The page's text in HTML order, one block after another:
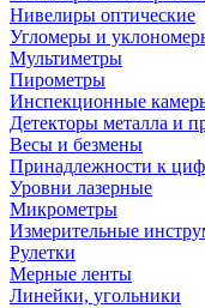
Нивелиры оптические
Угломеры и
Мультиметры
Пирометры
Инспекционные
Детекторы металла и
Весы и безмены
Принадлежности к
Уровни лазерные
Микрометры
Измерительные
Рулетки
Мерные ленты
Линейки, угольники